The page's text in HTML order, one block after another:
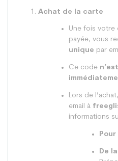
Achat de la carte
Une fois votre
payée, vous
unique par
Ce code
Lors de
email à
informations
De